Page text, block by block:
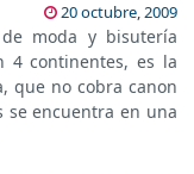
20 octubre, 2009
moda y bisutería
4 continentes, es la
que no cobra canon
se encuentra en una